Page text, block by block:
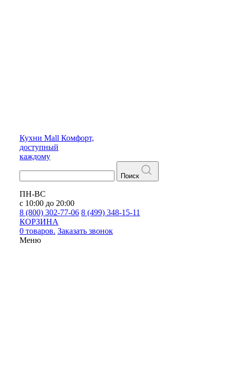
Кухни Mall Комфорт,
доступный
каждому
Поиск
ПН-ВС
с 10:00 до 20:00
8 (800) 302-77-06 8 (499) 348-15-11
КОРЗИНА
0 товаров. Заказать звонок
Меню